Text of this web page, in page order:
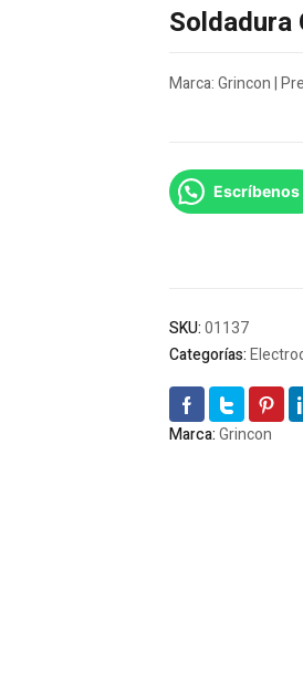
Marca: Grincon |
Escríbenos
SKU:01137
Categorías:
Marca:Grincon